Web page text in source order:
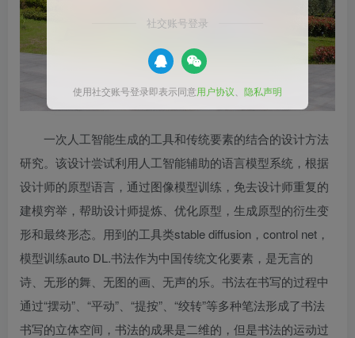
一次人工智能生成的工具和传统要素的结合的设计方法
研究。该设计尝试利用人工智能辅助的语言模型系统，根据
设计师的原型语言，通过图像模型训练，免去设计师重复的
建模穷举，帮助设计师提炼、优化原型，生成原型的衍生变
形和最终形态。用到的工具类stable diffusion，control net，
模型训练auto DL.书法作为中国传统文化要素，是无言的
诗、无形的舞、无图的画、无声的乐。书法在书写的过程中
通过“摆动”、“平动”、“提按”、“绞转”等多种笔法形成了书法
书写的立体空间，书法的成果是二维的，但是书法的运动过
社交账号登录
使用社交账号登录即表示同意用户协议 隐私声明